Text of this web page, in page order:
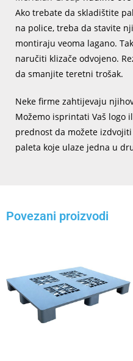
Ako trebate da skladištite
na police, treba da stavite
montiraju veoma lagano.
naručiti klizače odvojeno.
da smanjite teretni trošak.
Neke firme zahtijevaju
Možemo isprintati Vaš logo
prednost da možete
paleta koje ulaze jedna u
Povezani proizvodi